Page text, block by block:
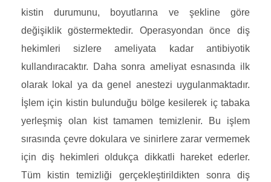
kistin durumunu, boyutlarına ve şekline göre
değişiklik göstermektedir. Operasyondan önce diş
hekimleri sizlere ameliyata kadar antibiyotik
kullandıracaktır. Daha sonra ameliyat esnasında ilk
olarak lokal ya da genel anestezi uygulanmaktadır.
İşlem için kistin bulunduğu bölge kesilerek iç tabaka
yerleşmiş olan kist tamamen temizlenir. Bu işlem
sırasında çevre dokulara ve sinirlere zarar vermemek
için diş hekimleri oldukça dikkatli hareket ederler.
Tüm kistin temizliği gerçekleştirildikten sonra diş